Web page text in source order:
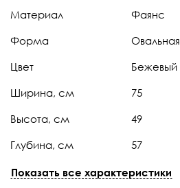
Материал Фаянс
Форма Овальная
Цвет Бежевый
Ширина, см 75
Высота, см 49
Глубина, см 57
Страна Китай
Показать все характеристики